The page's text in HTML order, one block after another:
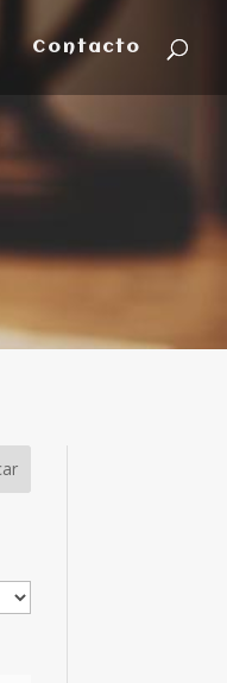
Contacto